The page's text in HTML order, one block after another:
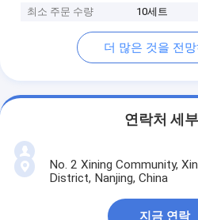
최소 주문 수량
10세트
더 많은 것을 전
연락처 세
No. 2 Xining Community,
District, Nanjing, China
지금 연락